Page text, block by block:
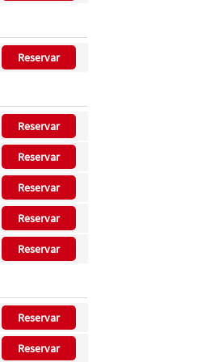
Reservar
Reservar
Reservar
Reservar
Reservar
Reservar
Reservar
Reservar